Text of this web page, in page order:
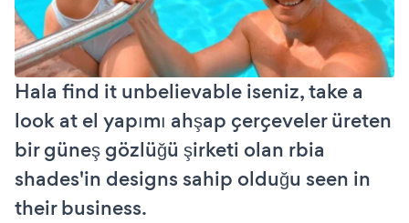
Hala find it unbelievable iseniz, take a
look at el yapımı ahşap çerçeveler üreten
bir güneş gözlüğü şirketi olan rbia
shades'in designs sahip olduğu seen in
their business.